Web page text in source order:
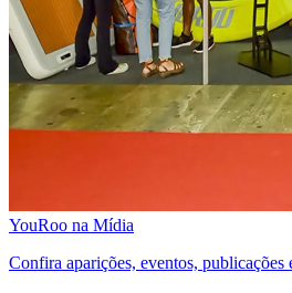
YouRoo na Mídia
Confira aparições, eventos, publicações